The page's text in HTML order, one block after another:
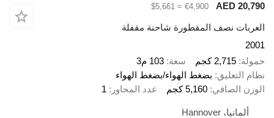
AED 20,790
€4,900
≈ $5,661
العربات نصف المقطورة شاحنة مقفلة
2001
حمولة 2,715 كجم سعة 103 م3
نظام التعليق بضغط الهواء/بضغط الهواء
الوزن الصافي 5,160 كجم عدد المحاور 1
ألمانيا، Hannover